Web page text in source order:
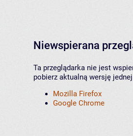
Niewspierana
Ta przeglądarka nie jest
pobierz aktualną wersję
Mozilla Firefox
Google Chrome